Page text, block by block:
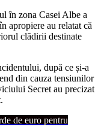
în zona Casei Albe a
apropiere au relatat că
clădirii destinate
după ce și-a
din cauza tensiunilor
Secret au precizat
de euro pentru